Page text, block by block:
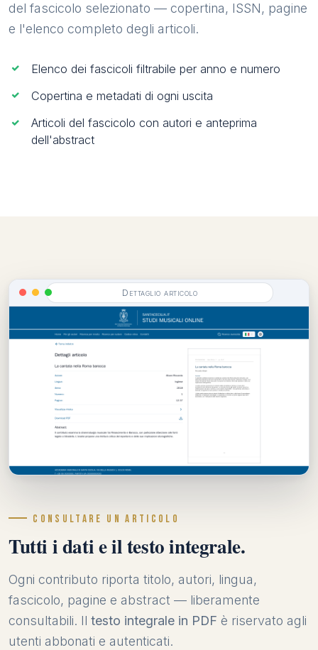
del fascicolo selezionato — copertina, ISSN, pagine
e l'elenco completo degli articoli.
Elenco dei fascicoli filtrabile per anno e numero
Copertina e metadati di ogni uscita
Articoli del fascicolo con autori e anteprima
dell'abstract
Dettaglio articolo
CONSULTARE UN ARTICOLO
Tutti i dati e il testo integrale.
Ogni contributo riporta titolo, autori, lingua,
fascicolo, pagine e abstract — liberamente
consultabili. Il testo integrale in PDF è riservato agli
utenti abbonati e autenticati.